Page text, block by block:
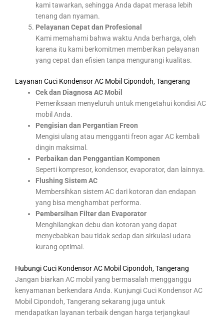
kami tawarkan, sehingga Anda dapat merasa lebih
tenang dan nyaman.
Pelayanan Cepat dan Profesional
Kami memahami bahwa waktu Anda berharga, oleh
karena itu kami berkomitmen memberikan pelayanan
yang cepat dan efisien tanpa mengurangi kualitas.
Layanan Cuci Kondensor AC Mobil Cipondoh, Tangerang
Cek dan Diagnosa AC Mobil
Pemeriksaan menyeluruh untuk mengetahui kondisi AC
mobil Anda.
Pengisian dan Pergantian Freon
Mengisi ulang atau mengganti freon agar AC kembali
dingin maksimal.
Perbaikan dan Penggantian Komponen
Seperti kompresor, kondensor, evaporator, dan lainnya.
Flushing Sistem AC
Membersihkan sistem AC dari kotoran dan endapan
yang bisa menghambat performa.
Pembersihan Filter dan Evaporator
Menghilangkan debu dan kotoran yang dapat
menyebabkan bau tidak sedap dan sirkulasi udara
kurang optimal.
Hubungi Cuci Kondensor AC Mobil Cipondoh, Tangerang
Jangan biarkan AC mobil yang bermasalah mengganggu
kenyamanan berkendara Anda. Kunjungi Cuci Kondensor AC
Mobil Cipondoh, Tangerang sekarang juga untuk
mendapatkan layanan terbaik dengan harga terjangkau!